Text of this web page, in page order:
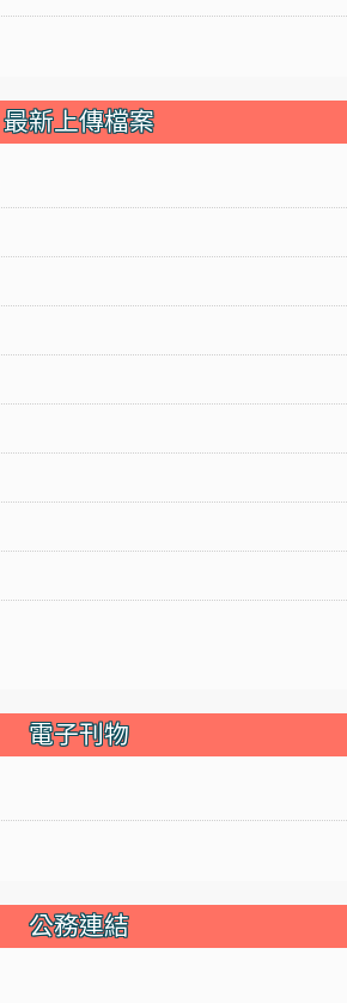
最新上傳檔案
電子刊物
公務連結